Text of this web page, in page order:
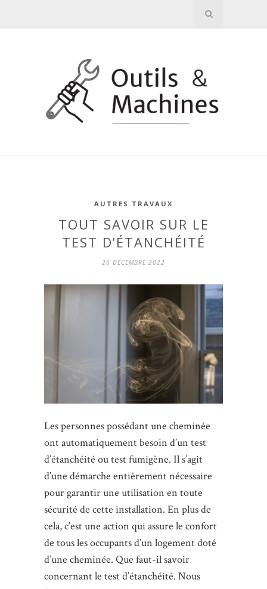
AUTRES TRAVAUX
TOUT SAVOIR SUR LE
TEST D’ÉTANCHÉITÉ
26 DÉCEMBRE 2022
Les personnes possédant une cheminée
ont automatiquement besoin d’un test
d’étanchéité ou test fumigène. Il s’agit
d’une démarche entièrement nécessaire
pour garantir une utilisation en toute
sécurité de cette installation. En plus de
cela, c’est une action qui assure le confort
de tous les occupants d’un logement doté
d’une cheminée. Que faut-il savoir
concernant le test d’étanchéité. Nous